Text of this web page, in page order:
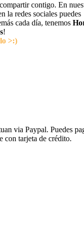
contigo. En
la redes sociales puedes
cada día, tenemos
!
>:)
via Paypal. Puedes
con tarjeta de crédito.